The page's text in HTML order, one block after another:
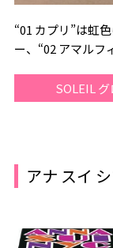
“01 カプリ”は虹
ー、“02 アマルフ
SOLEIL
アナ スイ